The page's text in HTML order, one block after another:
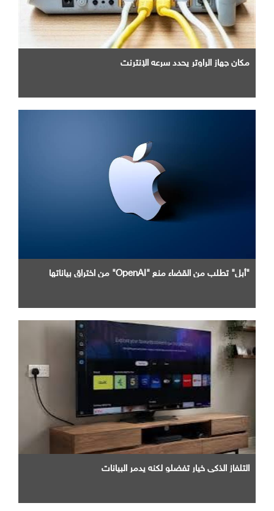
مكان جهاز الراوتر يحدد سرعه الإنترنت
"أبل" تطلب من القضاء منع "OpenAI" من اختراق بياناتها
التلفاز الذكي خيار تفضلو لكنه يدمر البيانات